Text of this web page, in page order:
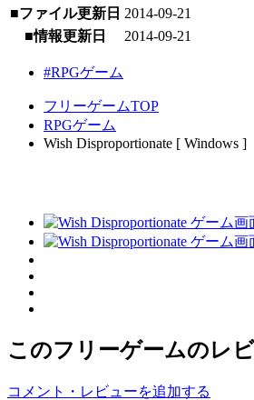
■ファイル更新日 2014-09-21
■情報更新日
2014-09-21
#RPGゲーム
フリーゲームTOP
RPGゲーム
Wish Disproportionate [ Windows ]
このフリーゲームのレ
コメント・レビューを追加する